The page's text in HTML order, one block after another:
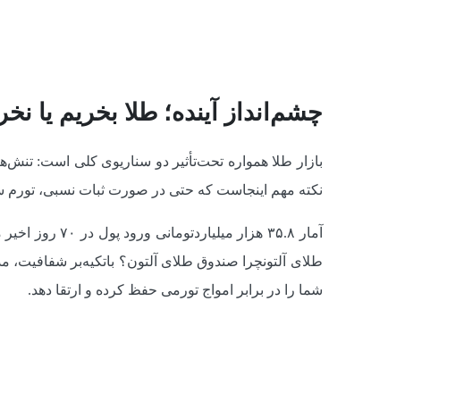
چشم‌انداز آینده؛ طلا بخریم یا
بازار طلا همواره تحت‌تأثیر دو سناریوی کلی است:
نکته مهم اینجاست که حتی در صورت ثبات نسبی، تورم
طلای آلتونچرا صندوق طلای آلتون؟ باتکیه‌بر
شما را در برابر امواج تورمی حفظ کرده و ارتقا دهد.